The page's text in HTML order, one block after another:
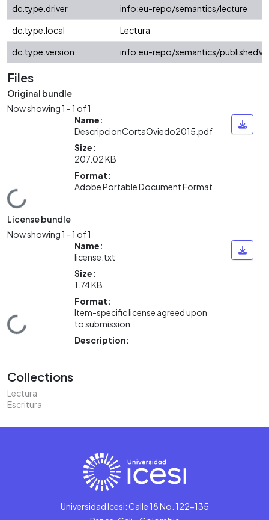
dc.type.driver
info:eu-repo/semantics/lecture
dc.type.local
Lectura
dc.type.version
info:eu-repo/semantics/
Files
Original bundle
Now showing1 - 1 of 1
Loading...
Name:
DescripcionCortaOviedo2015.pdf
Size:
207.02 KB
Format:
Adobe Portable Document Format
License bundle
Now showing1 - 1 of 1
Loading...
Name:
license.txt
Size:
1.74 KB
Format:
Item-specific license agreed upon
to submission
Description:
Collections
Lectura
Escritura
Universidad Icesi: Calle 18 No. 122-135